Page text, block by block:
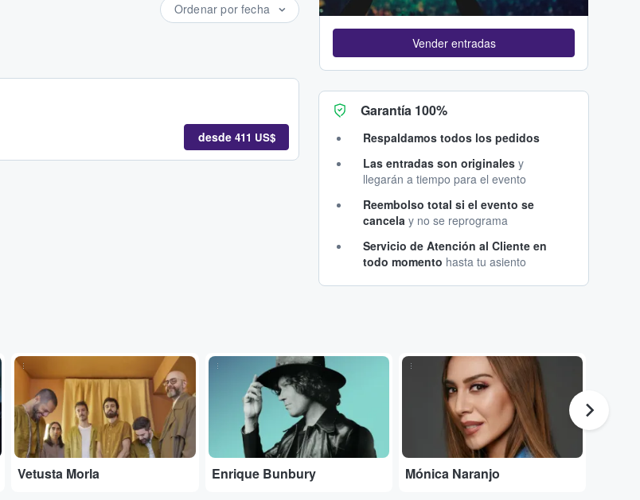
Ordenar por fecha
desde 411 US$
Vender entradas
Garantía 100%
Respaldamos todos los pedidos
Las entradas son originales y
llegarán a tiempo para el evento
Reembolso total si el evento se
cancela y no se reprograma
Servicio de Atención al Cliente en
todo momento hasta tu asiento
...
Vetusta Morla
...
Enrique Bunbury
...
Mónica Naranjo